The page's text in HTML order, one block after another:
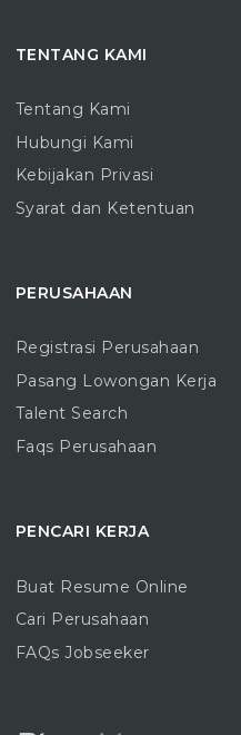
TENTANG KAMI
Tentang Kami
Hubungi Kami
Kebijakan Privasi
Syarat dan Ketentuan
PERUSAHAAN
Registrasi Perusahaan
Pasang Lowongan Kerja
Talent Search
Faqs Perusahaan
PENCARI KERJA
Buat Resume Online
Cari Perusahaan
FAQs Jobseeker